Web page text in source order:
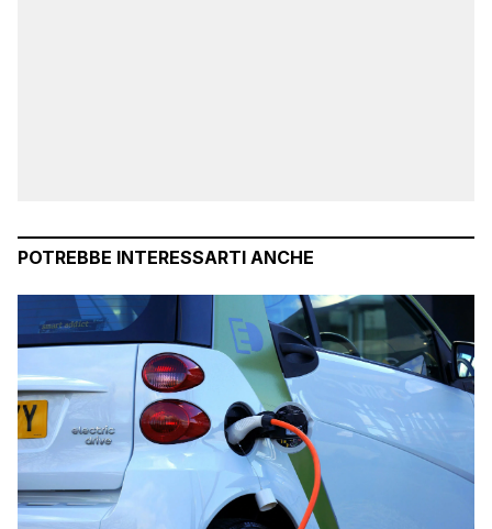
POTREBBE INTERESSARTI ANCHE